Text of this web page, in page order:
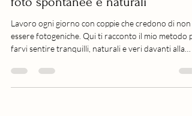
timide in Sicilia: come ottenere
foto spontanee e naturali
Lavoro ogni giorno con coppie che credono di non
farvi sentire tranquilli, naturali e veri davanti alla
fotocamera.